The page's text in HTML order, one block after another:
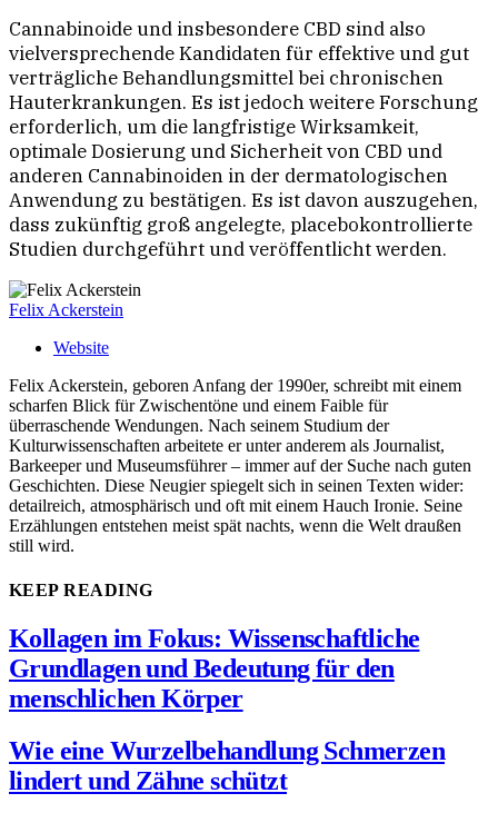
Cannabinoide und insbesondere CBD sind also
vielversprechende Kandidaten für effektive und gut
verträgliche Behandlungsmittel bei chronischen
Hauterkrankungen. Es ist jedoch weitere Forschung
erforderlich, um die langfristige Wirksamkeit,
optimale Dosierung und Sicherheit von CBD und
anderen Cannabinoiden in der dermatologischen
Anwendung zu bestätigen. Es ist davon auszugehen,
dass zukünftig groß angelegte, placebokontrollierte
Studien durchgeführt und veröffentlicht werden.
Felix Ackerstein
Website
Felix Ackerstein, geboren Anfang der 1990er, schreibt mit einem
scharfen Blick für Zwischentöne und einem Faible für
überraschende Wendungen. Nach seinem Studium der
Kulturwissenschaften arbeitete er unter anderem als Journalist,
Barkeeper und Museumsführer – immer auf der Suche nach guten
Geschichten. Diese Neugier spiegelt sich in seinen Texten wider:
detailreich, atmosphärisch und oft mit einem Hauch Ironie. Seine
Erzählungen entstehen meist spät nachts, wenn die Welt draußen
still wird.
KEEP READING
Kollagen im Fokus: Wissenschaftliche
Grundlagen und Bedeutung für den
menschlichen Körper
Wie eine Wurzelbehandlung Schmerzen
lindert und Zähne schützt